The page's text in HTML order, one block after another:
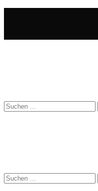
Suchen
nach:
Suchen
nach: